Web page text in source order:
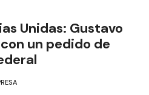
Unidas: Gustavo
un pedido de